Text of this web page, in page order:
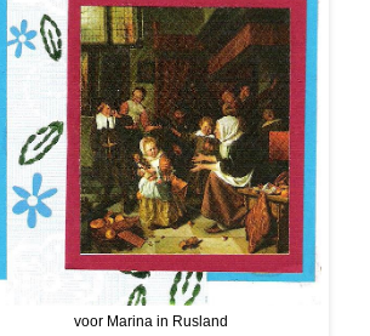
voor Marina in Rusland